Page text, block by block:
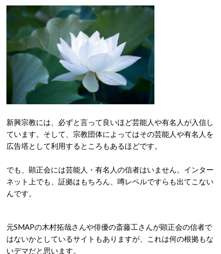
新興宗教には、必ずと言って良いほど芸能人や有名人が入信し
ています。そして、宗教団体によってはその芸能人や有名人を
広告塔として利用するところもあるほどです。
でも、顕正会には芸能人・有名人の信者はいません。インター
ネット上でも、証拠はもちろん、噂レベルですらも出てこない
んです。
元SMAPの木村拓哉さんや俳優の斎藤工さんが顕正会の信者で
はないかとしているサイトもありますが、これは何の根拠もな
いデマだと思います。